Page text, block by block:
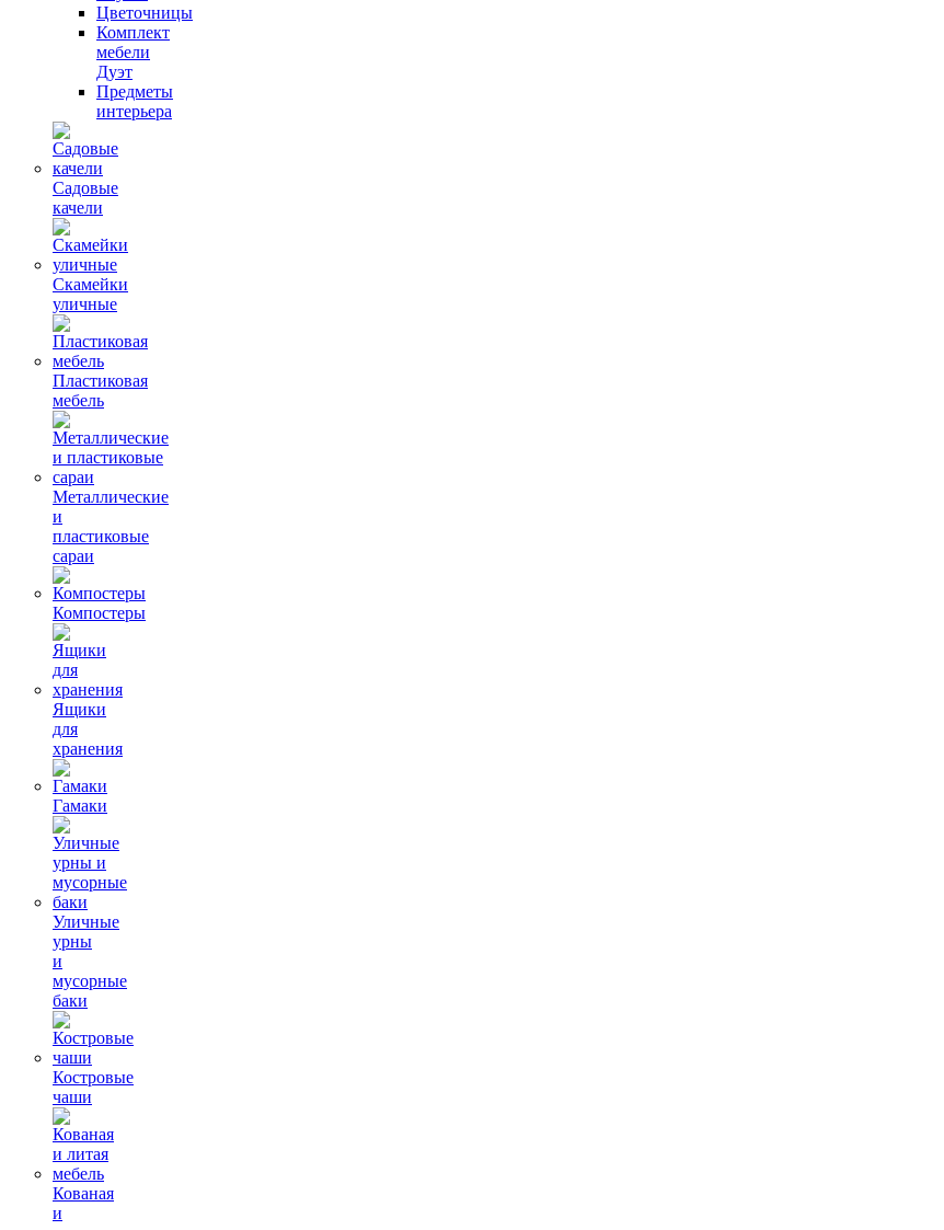
Цветочницы
Комплект
мебели
Дуэт
Предметы
интерьера
Садовые
качели
Скамейки
уличные
Пластиковая
мебель
Металлические
и
пластиковые
сараи
Компостеры
Ящики
для
хранения
Гамаки
Уличные
урны
и
мусорные
баки
Костровые
чаши
Кованая
и